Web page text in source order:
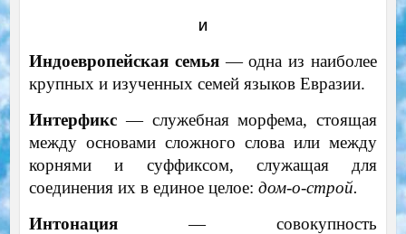
И
Индоевропейская семья— одна из наиболее
крупных и изученных семей языков Евразии.
Интерфикс— служебная морфема, стоящая
между основами сложного слова или между
корнями и суффиксом, служащая для
соединения их в единое целое: дом-о-строй.
Интонация— совокупность